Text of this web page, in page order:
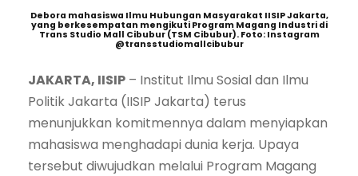
Debora mahasiswa Ilmu Hubungan Masyarakat IISIP Jakarta,
yang berkesempatan mengikuti Program Magang Industri di
Trans Studio Mall Cibubur (TSM Cibubur). Foto: Instagram
@transstudiomallcibubur
JAKARTA, IISIP – Institut Ilmu Sosial dan Ilmu
Politik Jakarta (IISIP Jakarta) terus
menunjukkan komitmennya dalam menyiapkan
mahasiswa menghadapi dunia kerja. Upaya
tersebut diwujudkan melalui Program Magang